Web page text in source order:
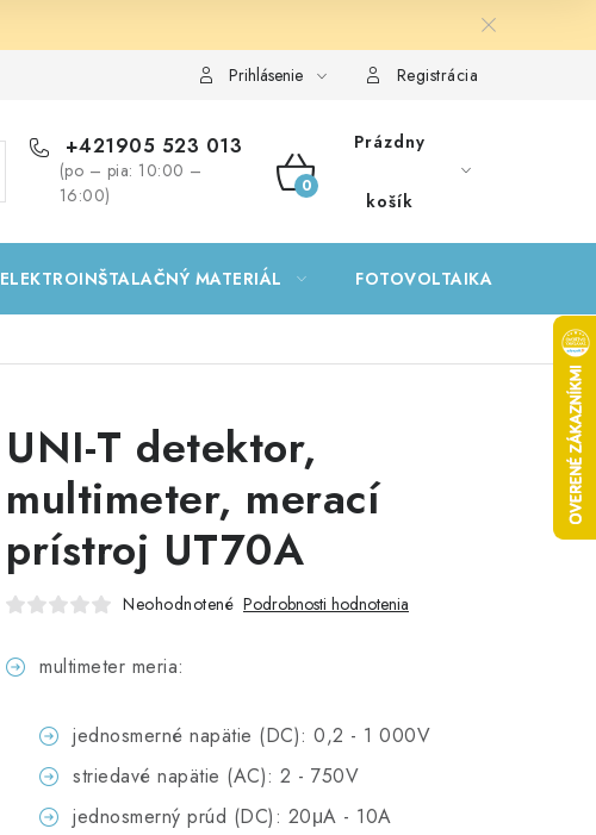
Prihlásenie Registrácia
+421905 523 013
(po – pia: 10:00 –
16:00)
NÁKUPNÝ
Prázdny
košík
ELEKTROINŠTALAČNÝ MATERIÁL FOTOVOLTAIKA
UNI-T detektor,
multimeter, merací
prístroj UT70A
Neohodnotené Podrobnosti hodnotenia
multimeter meria:
jednosmerné napätie (DC): 0,2 - 1 000V
striedavé napätie (AC): 2 - 750V
jednosmerný prúd (DC): 20μA - 10A